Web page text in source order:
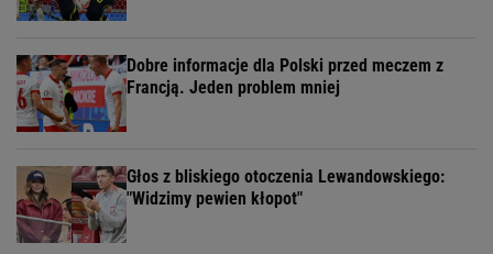
Dobre informacje dla Polski przed meczem z
Francją. Jeden problem mniej
Głos z bliskiego otoczenia Lewandowskiego:
"Widzimy pewien kłopot"